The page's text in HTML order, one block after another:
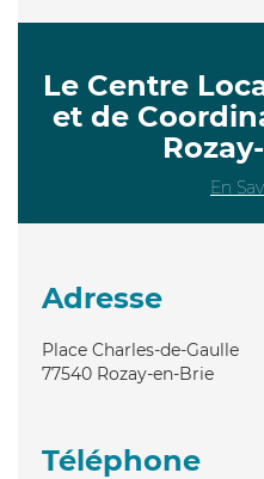
Le Centre
et de
En
Adresse
Place Charles-de-Gaulle
77540 Rozay-en-Brie
Téléphone